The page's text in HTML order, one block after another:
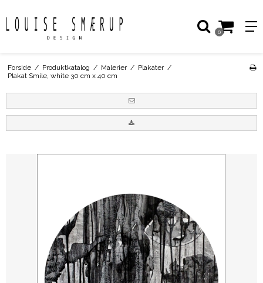
0
Forside / Produktkatalog / Malerier / Plakater /
Plakat Smile, white 30 cm x 40 cm